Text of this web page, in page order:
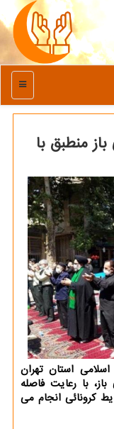
منو
منطبق با
استان تهران
با رعایت فاصله
کرونائی انجام می